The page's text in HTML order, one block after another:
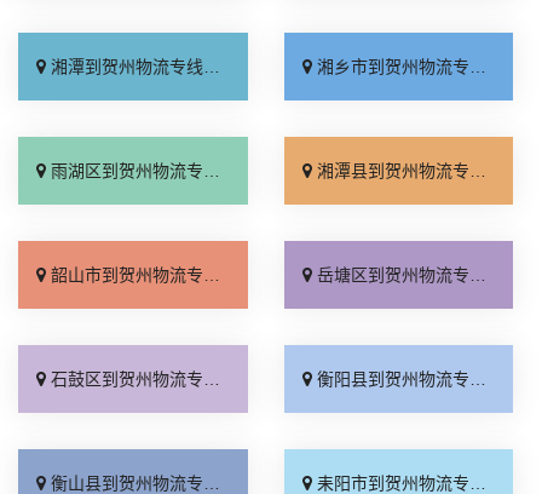
湘潭到贺州物流专线_门到门接送「专业靠谱」 湘乡市到贺州物流专线_资质齐全「收费介绍」
雨湖区到贺州物流专线_多少公里「送货到门」 湘潭县到贺州物流专线_限时必达「快运直达」
韶山市到贺州物流专线_收费标准「专业调车」 岳塘区到贺州物流专线_送货到门「高效快运」
石鼓区到贺州物流专线_保证时效「门到门配送」 衡阳县到贺州物流专线_快运直达「天天发车」
衡山县到贺州物流专线_合同承运「准时准点」 耒阳市到贺州物流专线_限时必达「天天发车」